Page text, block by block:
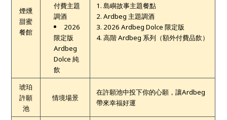
煙燻
甜蜜
餐館
付費主題
調酒
2026
限定版
Ardbeg
Dolce 純
飲
1. 島嶼故事主題餐點
2. Ardbeg 主題調酒
3. 2026 Ardbeg Dolce 限定版
4. 高階 Ardbeg 系列（額外付費品飲）
琥珀
許願
池
情境場景
在許願池中投下你的心願，讓Ardbeg
帶來幸福好運